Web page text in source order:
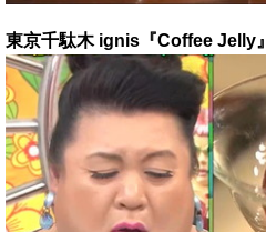
東京千駄木 ignis『Coffee Jelly』